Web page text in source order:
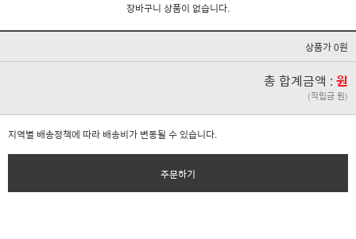
장바구니 상품이 없습니다.
상품가 0원
총 합계금액 : 원
(적립금 원)
지역별 배송정책에 따라 배송비가 변동될 수 있습니다.
주문하기